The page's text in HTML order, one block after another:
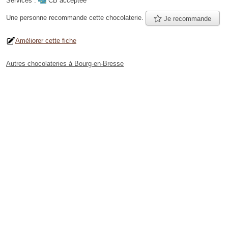
Une personne recommande cette chocolaterie. Je recommande
Améliorer cette fiche
Autres chocolateries à Bourg-en-Bresse